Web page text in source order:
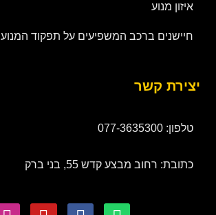
איזון מנוע
חיישנים ברכב המשפיעים על תפקוד המנוע
יצירת קשר
טלפון: 077-3635300
כתובת: רחוב מבצע קדש 55, בני ברק